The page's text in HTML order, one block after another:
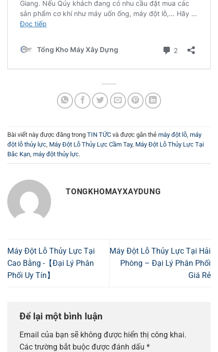
Bài viết này được đăng trong TIN TỨC và được gắn thẻ máy đột lỗ, máy
đột lỗ thủy lực, Máy Đột Lỗ Thủy Lực Cầm Tay, Máy Đột Lỗ Thủy Lực Tại
Bắc Kạn, máy đột thủy lực.
TONGKHOMAYXAYDUNG
Máy Đột Lỗ Thủy Lực Tại
Cao Bằng -【Đại Lý Phân
Phối Uy Tín】
Máy Đột Lỗ Thủy Lực Tại Hải
Phòng – Đại Lý Phân Phối
Giá Rẻ
Để lại một bình luận
Email của bạn sẽ không được hiển thị công khai.
Các trường bắt buộc được đánh dấu *